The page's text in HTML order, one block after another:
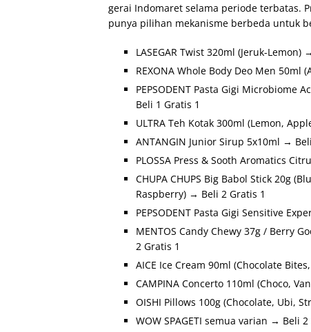
gerai Indomaret selama periode terbatas.
punya pilihan mekanisme berbeda untuk
LASEGAR Twist 320ml (Jeruk-Lemon)
REXONA Whole Body Deo Men 50ml
PEPSODENT Pasta Gigi Microbiome
Beli 1 Gratis 1
ULTRA Teh Kotak 300ml (Lemon,
ANTANGIN Junior Sirup 5x10ml →
PLOSSA Press & Sooth Aromatics
CHUPA CHUPS Big Babol Stick 20g
Raspberry) → Beli 2 Gratis 1
PEPSODENT Pasta Gigi Sensitive
MENTOS Candy Chewy 37g / Berry
2 Gratis 1
AICE Ice Cream 90ml (Chocolate
CAMPINA Concerto 110ml (Choco,
OISHI Pillows 100g (Chocolate, Ubi,
WOW SPAGETI semua varian → Beli 2